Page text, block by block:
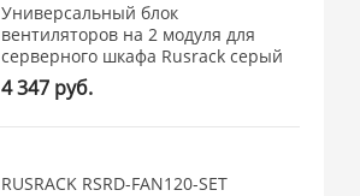
Универсальный блок
вентиляторов на 2 модуля для
серверного шкафа Rusrack серый
4 347 руб.
RUSRACK RSRD-FAN120-SET